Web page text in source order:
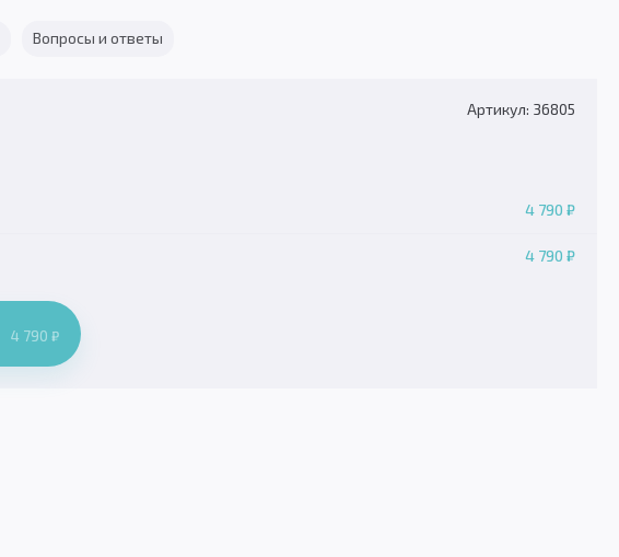
Вопросы и ответы
Артикул: 36805
4 790 ₽
4 790 ₽
4 790 ₽